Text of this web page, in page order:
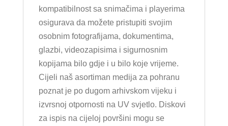
kompatibilnost sa snimačima i playerima
osigurava da možete pristupiti svojim
osobnim fotografijama, dokumentima,
glazbi, videozapisima i sigurnosnim
kopijama bilo gdje i u bilo koje vrijeme.
Cijeli naš asortiman medija za pohranu
poznat je po dugom arhivskom vijeku i
izvrsnoj otpornosti na UV svjetlo. Diskovi
za ispis na cijeloj površini mogu se